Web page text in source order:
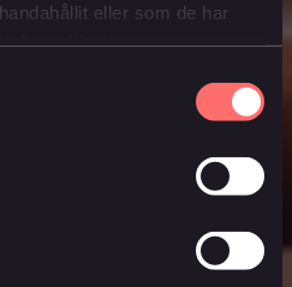
eller som de har